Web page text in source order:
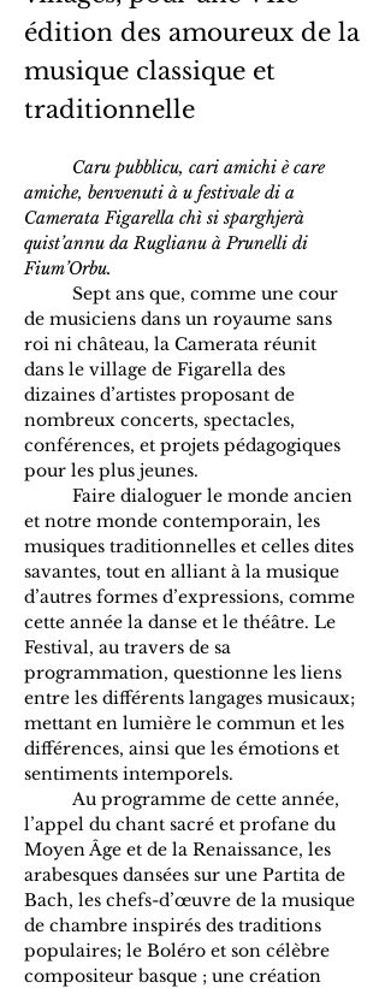
édition des amoureux de la
musique classique et
traditionnelle
amiche, benvenuti à u festivale di a
Camerata Figarella chì si sparghjerà
quist’annu da Ruglianu à Prunelli di
Fium’Orbu.
de musiciens dans un royaume sans
roi ni château, la Camerata réunit
dans le village de Figarella des
dizaines d’artistes proposant de
nombreux concerts, spectacles,
conférences, et projets pédagogiques
pour les plus jeunes.
et notre monde contemporain, les
musiques traditionnelles et celles dites
savantes, tout en alliant à la musique
d’autres formes d’expressions, comme
cette année la danse et le théâtre. Le
Festival, au travers de sa
programmation, questionne les liens
entre les différents langages musicaux;
mettant en lumière le commun et les
différences, ainsi que les émotions et
sentiments intemporels.
l’appel du chant sacré et profane du
Moyen Âge et de la Renaissance, les
arabesques dansées sur une Partita de
Bach, les chefs-d’œuvre de la musique
de chambre inspirés des traditions
populaires; le Boléro et son célèbre
compositeur basque ; une création